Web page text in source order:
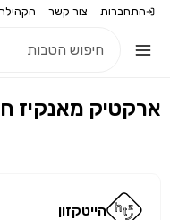
התחברות צור קשר
חדש
ארקטיק מאנקיז
הייטקזון